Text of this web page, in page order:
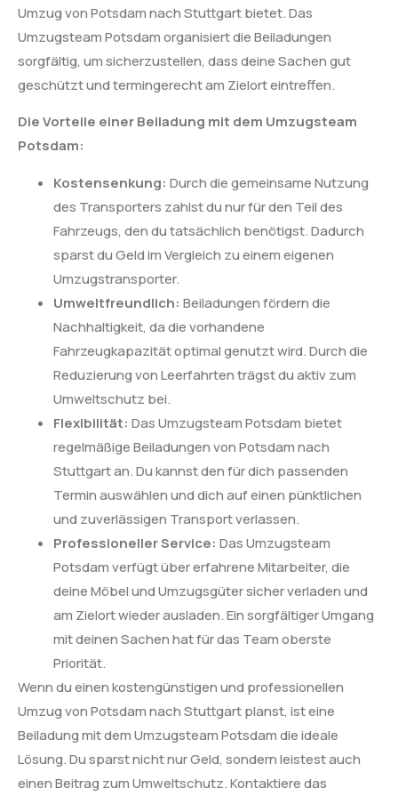
Umzug von Potsdam nach Stuttgart bietet. Das
Umzugsteam Potsdam organisiert die Beiladungen
sorgfältig, um sicherzustellen, dass deine Sachen gut
geschützt und termingerecht am Zielort eintreffen.
Die Vorteile einer Beiladung mit dem Umzugsteam
Potsdam:
Kostensenkung: Durch die gemeinsame Nutzung
des Transporters zahlst du nur für den Teil des
Fahrzeugs, den du tatsächlich benötigst. Dadurch
sparst du Geld im Vergleich zu einem eigenen
Umzugstransporter.
Umweltfreundlich: Beiladungen fördern die
Nachhaltigkeit, da die vorhandene
Fahrzeugkapazität optimal genutzt wird. Durch die
Reduzierung von Leerfahrten trägst du aktiv zum
Umweltschutz bei.
Flexibilität: Das Umzugsteam Potsdam bietet
regelmäßige Beiladungen von Potsdam nach
Stuttgart an. Du kannst den für dich passenden
Termin auswählen und dich auf einen pünktlichen
und zuverlässigen Transport verlassen.
Professioneller Service: Das Umzugsteam
Potsdam verfügt über erfahrene Mitarbeiter, die
deine Möbel und Umzugsgüter sicher verladen und
am Zielort wieder ausladen. Ein sorgfältiger Umgang
mit deinen Sachen hat für das Team oberste
Priorität.
Wenn du einen kostengünstigen und professionellen
Umzug von Potsdam nach Stuttgart planst, ist eine
Beiladung mit dem Umzugsteam Potsdam die ideale
Lösung. Du sparst nicht nur Geld, sondern leistest auch
einen Beitrag zum Umweltschutz. Kontaktiere das